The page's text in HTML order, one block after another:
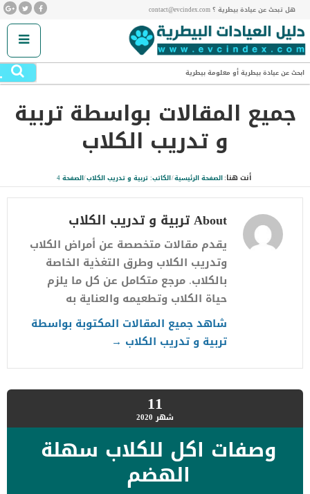
هل تبحث عن عيادة بيطرية ؟ contact@evcindex.com
ابحث عن عيادة بيطرية أو معلومة بيطرية
جميع المقالات بواسطةتربية
و تدريب الكلاب
أنت هنا:الصفحة الرئيسية/الكاتب: تربية و تدريب الكلاب/الصفحة 4
About تربية و تدريب الكلاب
يقدم مقالات متخصصة عن أمراض الكلاب
وتدريب الكلاب وطرق التغذية الخاصة
بالكلاب. مرجع متكامل عن كل ما يلزم
حياة الكلاب وتطعيمه والعناية به
شاهد جميع المقالات المكتوبة بواسطة
تربية و تدريب الكلاب →
11شهر 2020
وصفات اكل للكلاب سهلة
الهضم